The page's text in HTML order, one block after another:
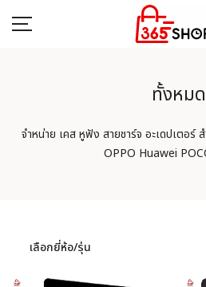
ตรวจสอบสถานะคำสั่งซื้อ
เคสมือถือ
ทั้งหมด
จำหน่าย เคส หูฟัง สายชาร์จ อะเดปเตอ
OPPO Huawei
เลือกยี่ห้อ/รุ่น